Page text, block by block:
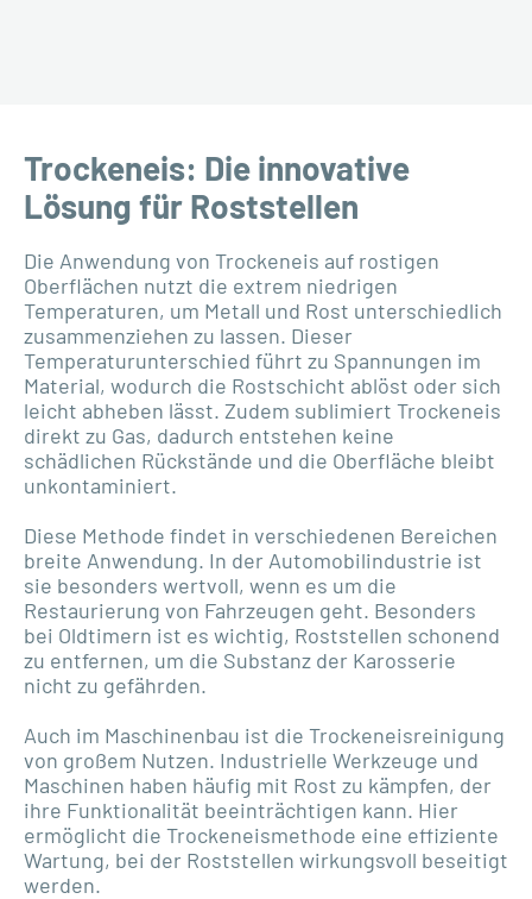
Trockeneis: Die innovative
Lösung für Roststellen
Die Anwendung von Trockeneis auf rostigen
Oberflächen nutzt die extrem niedrigen
Temperaturen, um Metall und Rost unterschiedlich
zusammenziehen zu lassen. Dieser
Temperaturunterschied führt zu Spannungen im
Material, wodurch die Rostschicht ablöst oder sich
leicht abheben lässt. Zudem sublimiert Trockeneis
direkt zu Gas, dadurch entstehen keine
schädlichen Rückstände und die Oberfläche bleibt
unkontaminiert.
Diese Methode findet in verschiedenen Bereichen
breite Anwendung. In der Automobilindustrie ist
sie besonders wertvoll, wenn es um die
Restaurierung von Fahrzeugen geht. Besonders
bei Oldtimern ist es wichtig, Roststellen schonend
zu entfernen, um die Substanz der Karosserie
nicht zu gefährden.
Auch im Maschinenbau ist die Trockeneisreinigung
von großem Nutzen. Industrielle Werkzeuge und
Maschinen haben häufig mit Rost zu kämpfen, der
ihre Funktionalität beeinträchtigen kann. Hier
ermöglicht die Trockeneismethode eine effiziente
Wartung, bei der Roststellen wirkungsvoll beseitigt
werden.